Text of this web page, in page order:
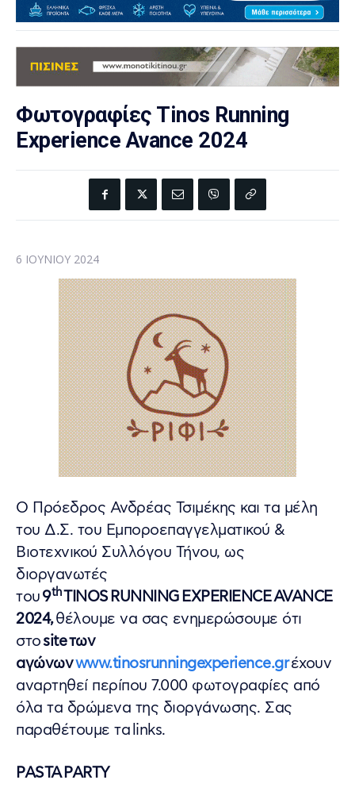
Φωτογραφίες Tinos Running
Experience Avance 2024
6 ΙΟΥΝΊΟΥ 2024
Ο Πρόεδρος Ανδρέας Τσιμέκης και τα μέλη
του Δ.Σ. του Εμποροεπαγγελματικού &
Βιοτεχνικού Συλλόγου Τήνου, ως
διοργανωτές
του9thTINOSRUNNINGEXPERIENCEAVANCE
2024,θέλουμε να σας ενημερώσουμε ότι
στοsiteτων
αγώνωνwww.tinosrunningexperience.grέχουν
αναρτηθεί περίπου 7.000 φωτογραφίες από
όλα τα δρώμενα της διοργάνωσης. Σας
παραθέτουμε τα links.
PASTAPARTY